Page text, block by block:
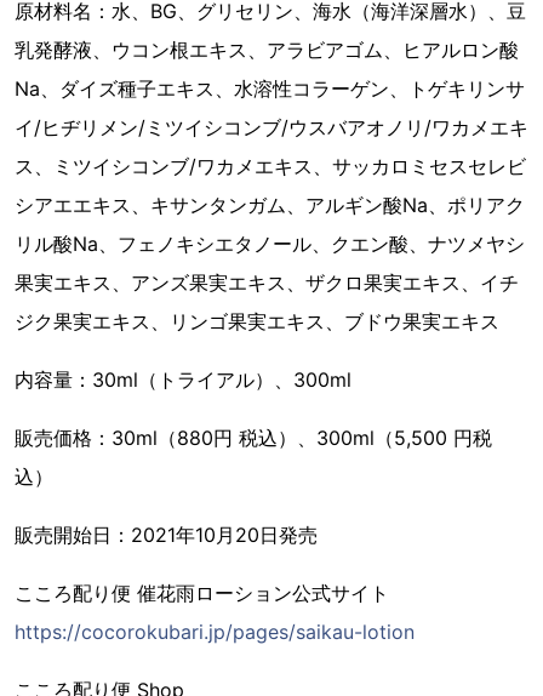
原材料名：水、BG、グリセリン、海水（海洋深層水）、豆
乳発酵液、ウコン根エキス、アラビアゴム、ヒアルロン酸
Na、ダイズ種子エキス、水溶性コラーゲン、トゲキリンサ
イ/ヒヂリメン/ミツイシコンブ/ウスバアオノリ/ワカメエキ
ス、ミツイシコンブ/ワカメエキス、サッカロミセスセレビ
シアエエキス、キサンタンガム、アルギン酸Na、ポリアク
リル酸Na、フェノキシエタノール、クエン酸、ナツメヤシ
果実エキス、アンズ果実エキス、ザクロ果実エキス、イチ
ジク果実エキス、リンゴ果実エキス、ブドウ果実エキス
内容量：30ml（トライアル）、300ml
販売価格：30ml（880円 税込）、300ml（5,500 円税
込）
販売開始日：2021年10月20日発売
こころ配り便 催花雨ローション公式サイト
https://cocorokubari.jp/pages/saikau-lotion
こころ配り便 Shop